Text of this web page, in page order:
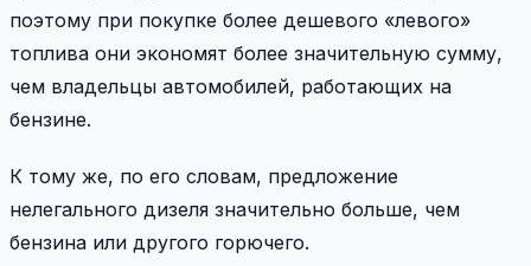
поэтому при покупке более дешевого «левого»
топлива они экономят более значительную сумму,
чем владельцы автомобилей, работающих на
бензине.
К тому же, по его словам, предложение
нелегального дизеля значительно больше, чем
бензина или другого горючего.